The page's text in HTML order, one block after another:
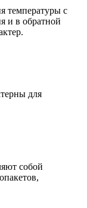
температуры с
и в обратной
для
собой